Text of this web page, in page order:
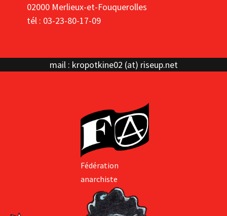
02000 Merlieux-et-Fouquerolles
tél : 03-23-80-17-09
mail : kropotkine02 (at) riseup.net
Fédération
anarchiste